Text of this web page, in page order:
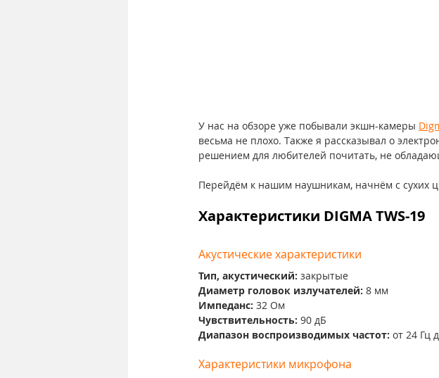
У нас на обзоре уже побывали экшн-камеры
весьма не плохо. Также я рассказывал о
решением для любителей почитать, не
Перейдём к нашим наушникам, начнём с сухих
Характеристики DIGMA TWS-19
Акустические характеристики
Тип, акустический: закрытые
Диаметр головок излучателей: 8 мм
Импеданс: 32 Ом
Чувствительность: 90 дБ
Диапазон воспроизводимых частот: от 24 Гц
Характеристики микрофона